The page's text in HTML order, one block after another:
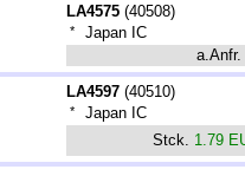
LA4575 (40508)
*
Japan IC
a.Anfr.
LA4597 (40510)
*
Japan IC
Stck. 1.79